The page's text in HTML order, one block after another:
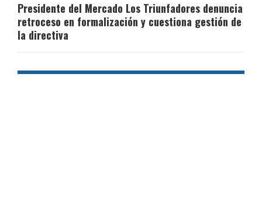
Presidente del Mercado Los Triunfadores denuncia
retroceso en formalización y cuestiona gestión de
la directiva